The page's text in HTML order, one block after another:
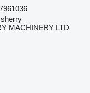
MACHINERY LTD